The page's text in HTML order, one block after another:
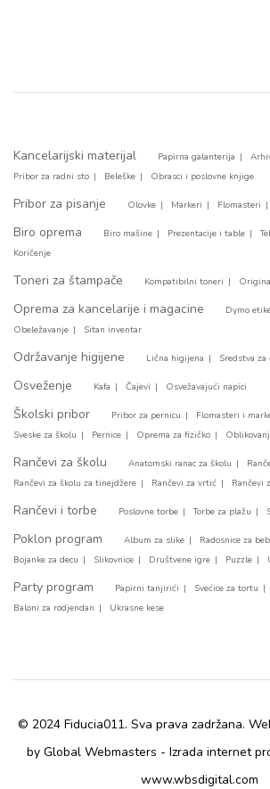
Kancelarijski materijal Papirna galanterija
Pribor za radni sto
Beleške Obrasci i poslovne knjige
Pribor za pisanje Olovke Markeri Flomasteri
Biro oprema Biro mašine Prezentacije i table
Koričenje
Toneri za štampače Kompatibilni toneri
Oprema za kancelarije i magacine Dymo
Obeležavanje
Sitan inventar
Održavanje higijene Lična higijena Sredstva za
Osveženje Kafa Čajevi Osvežavajući napici
Školski pribor Pribor za pernicu Flomasteri i
Sveske za školu
Pernice Oprema za fizičko
Rančevi za školu Anatomski ranac za školu
Rančevi za školu za tinejdžere
Rančevi za vrtić Rančevi
Rančevi i torbe Poslovne torbe Torbe za plažu
Poklon program Album za slike Radosnice za
Bojanke za decu
Slikovnice Društvene igre Puzzle
Party program Papirni tanjirići Svećice za tortu
Baloni za rodjendan
Ukrasne kese
© 2024 Fiducia011. Sva prava zadržana.
by Global Webmasters - Izrada internet
www.wbsdigital.com